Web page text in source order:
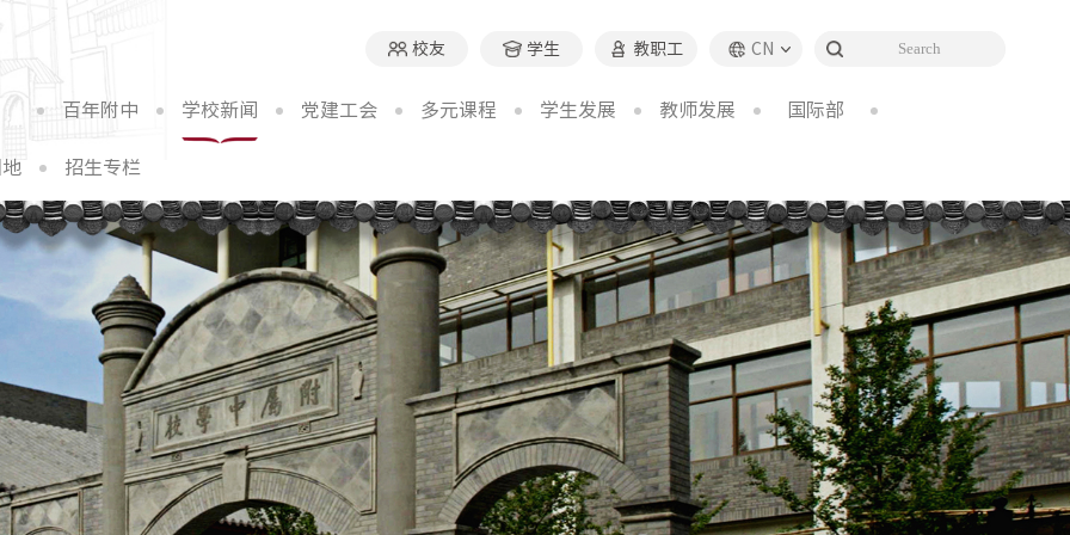
校友 学生 教职工 CN
百年附中 学校新闻 党建工会 多元课程 学生发展 教师发展 国际部
招生专栏